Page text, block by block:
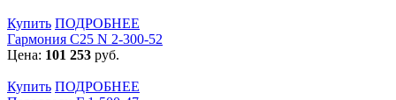
Купить ПОДРОБНЕЕ
Гармония С25 N 2-300-52
Цена: 101 253 руб.
Купить ПОДРОБНЕЕ